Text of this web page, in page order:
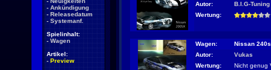
- Ankündigung
- Releasedatum
- Systemanf.
Spielinhalt:
- Wagen
Artikel:
- Preview
Autor:
B.I.G-Tuning
Wertung:
Wagen:
Nissan
Autor:
Vukas
Wertung:
Nicht genug